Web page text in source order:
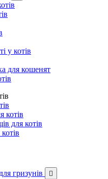
у котів
для кошенят
котів
для котів
гризунів 